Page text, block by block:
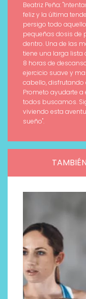
Beatriz Peña:
feliz y la última
persigo todo
pequeñas dosis de
dentro. Una de las
tiene una larga lista
8 horas de
ejercicio suave y
cabello, disfrutando
Prometo ayudarte a
todos buscamos.
viviendo esta
sueño".